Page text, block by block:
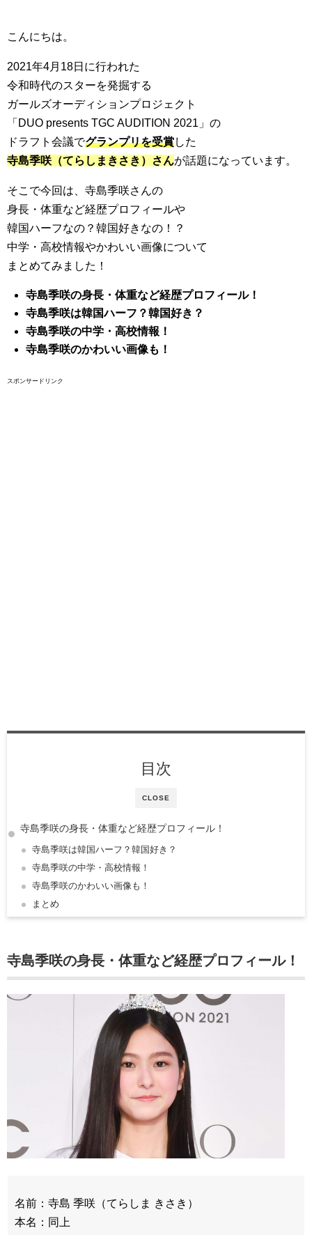
こんにちは。
2021年4月18日に行われた
令和時代のスターを発掘する
ガールズオーディションプロジェクト
「DUO presents TGC AUDITION 2021」の
ドラフト会議でグランプリを受賞した
寺島季咲（てらしまきさき）さんが話題になっています。
そこで今回は、寺島季咲さんの
身長・体重など経歴プロフィールや
韓国ハーフなの？韓国好きなの！？
中学・高校情報やかわいい画像について
まとめてみました！
寺島季咲の身長・体重など経歴プロフィール！
寺島季咲は韓国ハーフ？韓国好き？
寺島季咲の中学・高校情報！
寺島季咲のかわいい画像も！
スポンサードリンク
CLOSE
目次
寺島季咲の身長・体重など経歴プロフィール！
寺島季咲は韓国ハーフ？韓国好き？
寺島季咲の中学・高校情報！
寺島季咲のかわいい画像も！
まとめ
寺島季咲の身長・体重など経歴プロフィール！
名前：寺島 季咲（てらしま きさき）
本名：同上